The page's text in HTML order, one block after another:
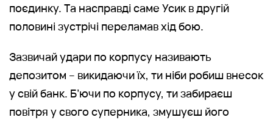
поєдинку. Та насправді саме Усик в другій
половині зустрічі переламав хід бою.
Зазвичай удари по корпусу називають
депозитом – викидаючи їх, ти ніби робиш внесок
у свій банк. Б’ючи по корпусу, ти забираєш
повітря у свого суперника, змушуєш його